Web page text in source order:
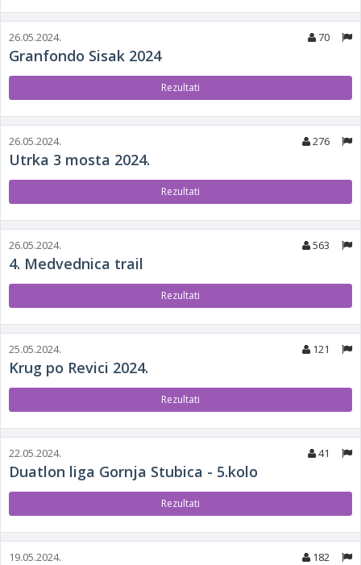
26.05.2024. 70
Granfondo Sisak 2024
Rezultati
26.05.2024. 276
Utrka 3 mosta 2024.
Rezultati
26.05.2024. 563
4. Medvednica trail
Rezultati
25.05.2024. 121
Krug po Revici 2024.
Rezultati
22.05.2024. 41
Duatlon liga Gornja Stubica - 5.kolo
Rezultati
19.05.2024. 182